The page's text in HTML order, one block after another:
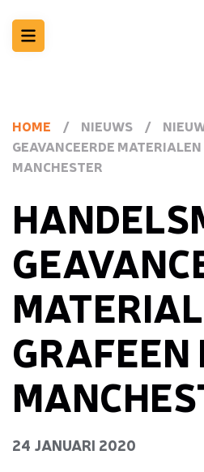
HOME / NIEUWS /
GEAVANCEERDE
MANCHESTER
24 JANUARI 2020